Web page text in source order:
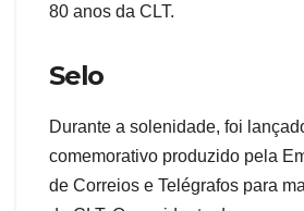
80 anos da CLT.
Selo
Durante a solenidade, foi
comemorativo produzido pela
de Correios e Telégrafos para